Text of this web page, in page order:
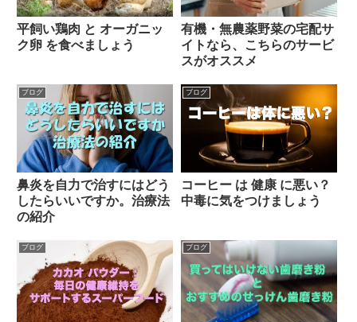
平飼い鶏肉 と オーガニッ
ク卵 を食べましょう
有機・無農薬野菜の宅配サ
イトなら、こちらのサービ
スがオススメ
ブログ
鼻炎を自力で治すにはどう
したらいいですか。治療法
の紹介
ブログ
コーヒー は 健康 に悪い？
中毒に気をつけましょう
ブログ ブログ